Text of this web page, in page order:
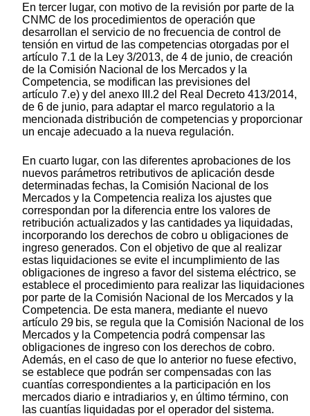
En tercer lugar, con motivo de la revisión por parte de la
CNMC de los procedimientos de operación que
desarrollan el servicio de no frecuencia de control de
tensión en virtud de las competencias otorgadas por el
artículo 7.1 de la Ley 3/2013, de 4 de junio, de creación
de la Comisión Nacional de los Mercados y la
Competencia, se modifican las previsiones del
artículo 7.e) y del anexo III.2 del Real Decreto 413/2014,
de 6 de junio, para adaptar el marco regulatorio a la
mencionada distribución de competencias y proporcionar
un encaje adecuado a la nueva regulación.
En cuarto lugar, con las diferentes aprobaciones de los
nuevos parámetros retributivos de aplicación desde
determinadas fechas, la Comisión Nacional de los
Mercados y la Competencia realiza los ajustes que
correspondan por la diferencia entre los valores de
retribución actualizados y las cantidades ya liquidadas,
incorporando los derechos de cobro u obligaciones de
ingreso generados. Con el objetivo de que al realizar
estas liquidaciones se evite el incumplimiento de las
obligaciones de ingreso a favor del sistema eléctrico, se
establece el procedimiento para realizar las liquidaciones
por parte de la Comisión Nacional de los Mercados y la
Competencia. De esta manera, mediante el nuevo
artículo 29 bis, se regula que la Comisión Nacional de los
Mercados y la Competencia podrá compensar las
obligaciones de ingreso con los derechos de cobro.
Además, en el caso de que lo anterior no fuese efectivo,
se establece que podrán ser compensadas con las
cuantías correspondientes a la participación en los
mercados diario e intradiarios y, en último término, con
las cuantías liquidadas por el operador del sistema.